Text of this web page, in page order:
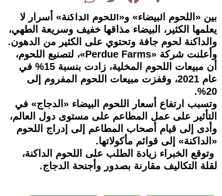
بين «اللحوم البيضاء» و«اللحوم الداكنة» أسرار لا
يعلمها الكثير، البيضاء مذاقها خفيف وسريعة الطهي،
والداكنة لحوم جافة وتحتوي على الكثير من الدهون.
وأعلنت شركة «Perdue Farms»، لتصنيع اللحوم،
أن مبيعات اللحوم المخلية، زادت بنسبة 15% في
عام 2021، وقفزت مبيعات اللحوم المفروم إلى
20%.
وتسبب ارتفاع أسعار اللحوم البيضاء «الدجاج» في
التأثير على عمل المطاعم على مستوى دول العالم،
وأدى إلى قيام أصحاب المطاعم إلى إدراج اللحوم
«الداكنة» إلى قوائم مأكولاتها.
وتوقع الخبراء زيادة الطلب على اللحوم الداكنة،
لقلة التكاليف مقارنة بصدور وأجنحة الدجاج.